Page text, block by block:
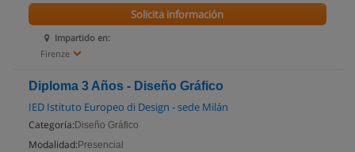
Impartido en:
Firenze
Solicita información
Diploma 3 Años - Diseño Gráfico
IED Istituto Europeo di Design - sede Milán
Categoría: Diseño Gráfico
Modalidad: Presencial